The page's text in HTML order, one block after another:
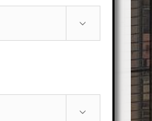

